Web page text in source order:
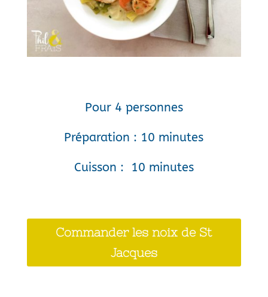
Pour 4 personnes
Préparation : 10 minutes
Cuisson : 10 minutes
Commander les noix de St
Jacques